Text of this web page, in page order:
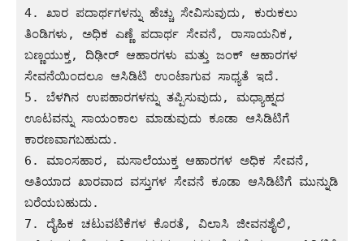
4. ಖಾರ ಪದಾರ್ಥಗಳನ್ನು ಹೆಚ್ಚು ಸೇವಿಸುವುದು, ಕುರುಕಲು
ತಿಂಡಿಗಳು, ಅಧಿಕ ಎಣ್ಣೆ ಪದಾರ್ಥ ಸೇವನೆ, ರಾಸಾಯನಿಕ,
ಬಣ್ಣಯುಕ್ತ, ದಿಢೀರ್ ಆಹಾರಗಳು ಮತ್ತು ಜಂಕ್ ಆಹಾರಗಳ
ಸೇವನೆಯಿಂದಲೂ ಆಸಿಡಿಟಿ ಉಂಟಾಗುವ ಸಾಧ್ಯತೆ ಇದೆ.
5. ಬೆಳಗಿನ ಉಪಹಾರಗಳನ್ನು ತಪ್ಪಿಸುವುದು, ಮಧ್ಯಾಹ್ನದ
ಊಟವನ್ನು ಸಾಯಂಕಾಲ ಮಾಡುವುದು ಕೂಡಾ ಆಸಿಡಿಟಿಗೆ
ಕಾರಣವಾಗಬಹುದು.
6. ಮಾಂಸಹಾರ, ಮಸಾಲೆಯುಕ್ತ ಆಹಾರಗಳ ಅಧಿಕ ಸೇವನೆ,
ಅತಿಯಾದ ಖಾರವಾದ ವಸ್ತುಗಳ ಸೇವನೆ ಕೂಡಾ ಆಸಿಡಿಟಿಗೆ ಮುನ್ನುಡಿ
ಬರೆಯಬಹುದು.
7. ದೈಹಿಕ ಚಟುವಟಿಕೆಗಳ ಕೊರತೆ, ವಿಲಾಸಿ ಜೀವನಶೈಲಿ,